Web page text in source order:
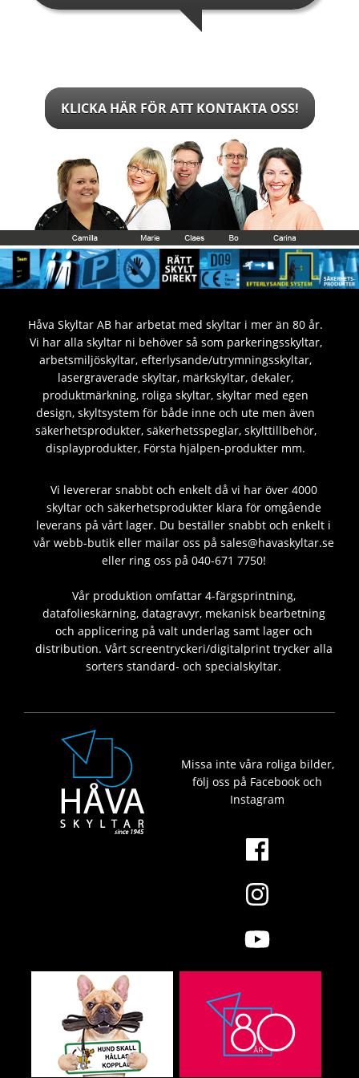
KLICKA HÄR FÖR ATT KONTAKTA OSS!
Håva Skyltar AB har arbetat med skyltar i mer än 80 år.
Vi har alla skyltar ni behöver så som parkeringsskyltar,
arbetsmiljöskyltar, efterlysande/utrymningsskyltar,
lasergraverade skyltar, märkskyltar, dekaler,
produktmärkning, roliga skyltar, skyltar med egen
design, skyltsystem för både inne och ute men även
säkerhetsprodukter, säkerhetsspeglar, skylttillbehör,
displayprodukter, Första hjälpen-produkter mm.
Vi levererar snabbt och enkelt då vi har över 4000
skyltar och säkerhetsprodukter klara för omgående
leverans på vårt lager. Du beställer snabbt och enkelt i
vår webb-butik eller mailar oss på sales@havaskyltar.se
eller ring oss på 040-671 7750!
Vår produktion omfattar 4-färgsprintning,
datafolieskärning, datagravyr, mekanisk bearbetning
och applicering på valt underlag samt lager och
distribution. Vårt screentryckeri/digitalprint trycker alla
sorters standard- och specialskyltar.
Missa inte våra roliga bilder,
följ oss på Facebook och
Instagram